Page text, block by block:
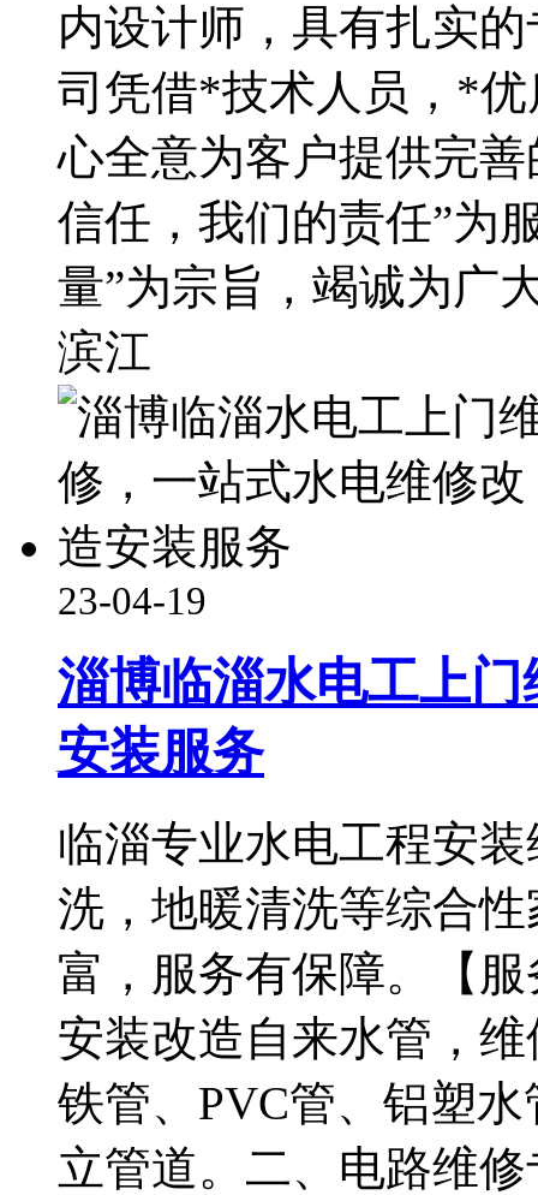
内设计师，具有扎实
司凭借*技术人员，*
心全意为客户提供完
信任，我们的责任”为
量”为宗旨，竭诚为广
滨江
23-04-19
淄博临淄水电工上
安装服务
临淄专业水电工程安
洗，地暖清洗等综合
富，服务有保障。【
安装改造自来水管，
铁管、PVC管、铝塑
立管道。二、电路维